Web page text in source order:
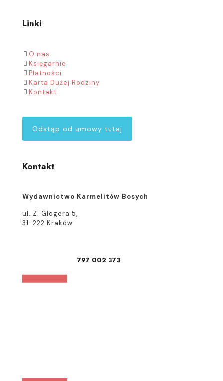
Linki
O nas
Księgarnie
Płatności
Karta Dużej Rodziny
Kontakt
Odstąp od umowy tutaj
Kontakt
Wydawnictwo Karmelitów Bosych
ul. Z. Glogera 5,
31-222 Kraków
797 002 373